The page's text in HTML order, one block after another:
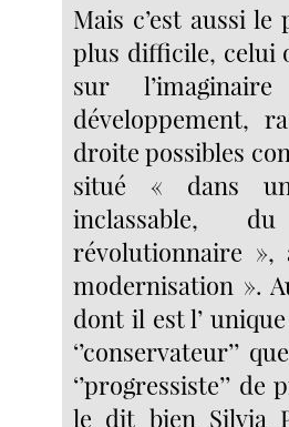
Mais c’est aussi
plus difficile, celui
sur
développement,
droite possibles
situé « dans
inclassable,
révolutionnaire
modernisation ».
dont il est l’
‘’conservateur’’
‘’progressiste’’
le dit bien Silvia